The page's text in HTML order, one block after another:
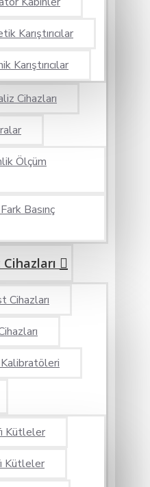
Karıştırıcılar
Karıştırıcılar
Cihazları
Ölçüm
Basınç
Cihazları
Kütleler
Kütleler